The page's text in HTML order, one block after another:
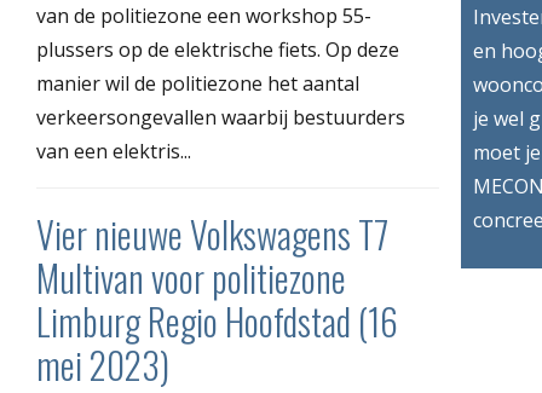
van de politiezone een workshop 55-
plussers op de elektrische fiets. Op deze
manier wil de politiezone het aantal
verkeersongevallen waarbij bestuurders
van een elektris...
Vier nieuwe Volkswagens T7
Multivan voor politiezone
Limburg Regio Hoofdstad (16
mei 2023)
en
je wel
moet